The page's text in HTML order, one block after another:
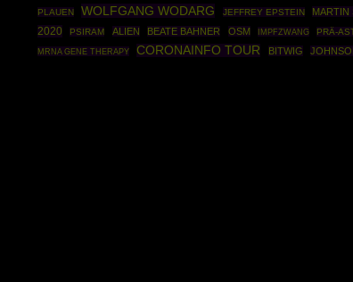
PLAUEN
WOLFGANG WODARG JEFFREY EPSTEIN MARTIN
2020
PSIRAM ALIEN BEATE BAHNER OSM IMPFZWANG PRÄ-
MRNA GENE THERAPY
CORONAINFO TOUR BITWIG